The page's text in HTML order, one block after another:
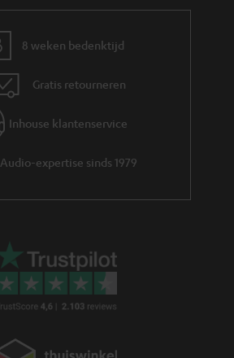
8 weken bedenktijd
Gratis retourneren
Inhouse klantenservice
Audio-expertise sinds 1979